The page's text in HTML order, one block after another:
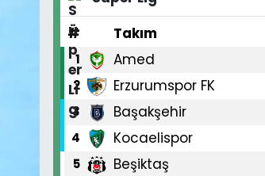
#
Takım
1 Amed
2 Erzurumspor FK
3 Başakşehir
4 Kocaelispor
5 Beşiktaş